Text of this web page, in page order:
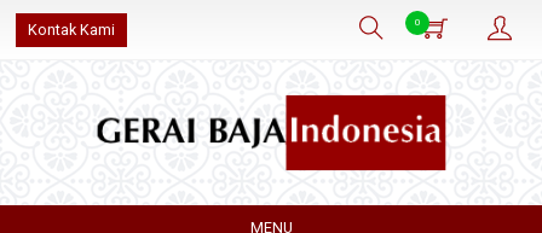
Kontak Kami 0
MENU